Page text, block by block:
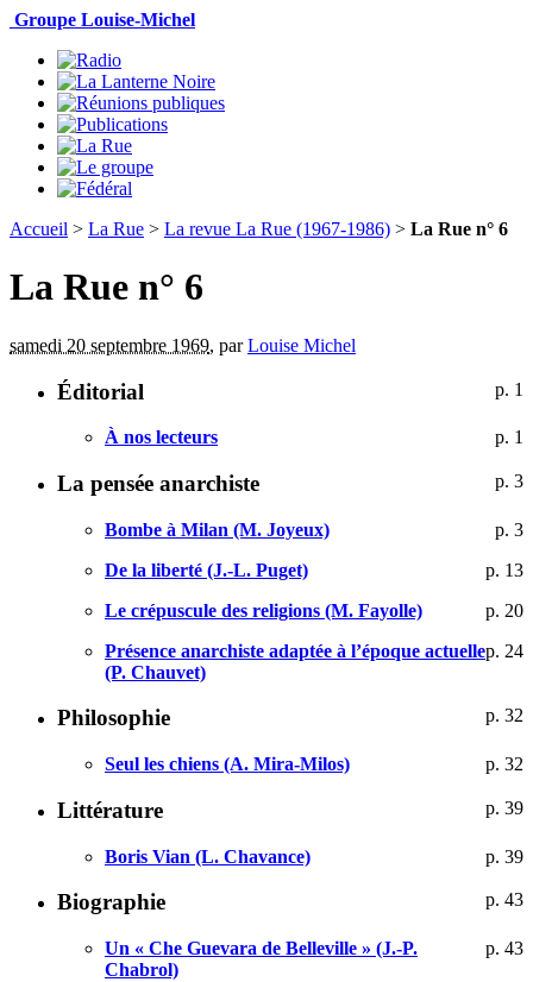
Groupe Louise-Michel
Accueil > La Rue > La revue La Rue (1967-1986) > La Rue n° 6
La Rue n° 6
samedi 20 septembre 1969, parLouise Michel
p. 1
Éditorial
p. 1
À nos lecteurs
p. 3
La pensée anarchiste
p. 3
Bombe à Milan (M. Joyeux)
p. 13
De la liberté (J.-L. Puget)
p. 20
Le crépuscule des religions (M. Fayolle)
p. 24
Présence anarchiste adaptée à l’époque actuelle
(P. Chauvet)
p. 32
Philosophie
p. 32
Seul les chiens (A. Mira-Milos)
p. 39
Littérature
p. 39
Boris Vian (L. Chavance)
p. 43
Biographie
p. 43
Un « Che Guevara de Belleville » (J.-P.
Chabrol)